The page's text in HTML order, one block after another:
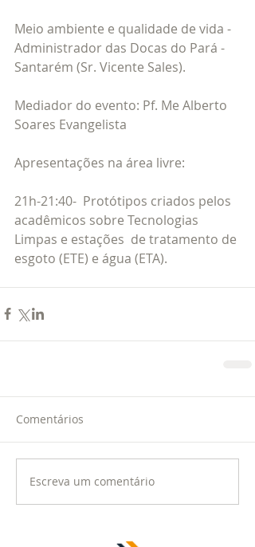
Meio ambiente e qualidade de vida -
Administrador das Docas do Pará -
Santarém (Sr. Vicente Sales).
Mediador do evento: Pf. Me Alberto
Soares Evangelista
Apresentações na área livre:
21h-21:40-  Protótipos criados pelos
acadêmicos sobre Tecnologias
Limpas e estações  de tratamento de
esgoto (ETE) e água (ETA).
Comentários
Escreva um comentário